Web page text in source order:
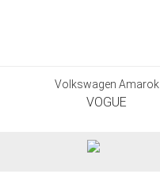
Volkswagen Amarok
VOGUE